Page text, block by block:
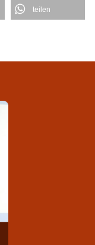
teilen